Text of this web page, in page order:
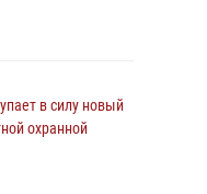
в силу новый
охранной